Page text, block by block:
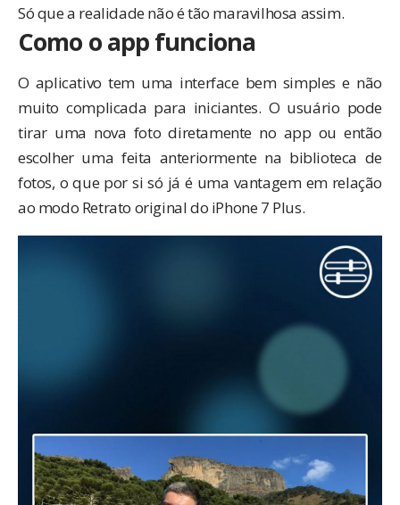
Só que a realidade não é tão maravilhosa assim.
Como o app funciona
O aplicativo tem uma interface bem simples e não
muito complicada para iniciantes. O usuário pode
tirar uma nova foto diretamente no app ou então
escolher uma feita anteriormente na biblioteca de
fotos, o que por si só já é uma vantagem em relação
ao modo Retrato original do iPhone 7 Plus.